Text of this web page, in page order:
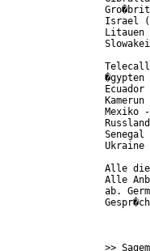
Israel
Telecall
Mexiko
Alle
Alle
ab.
>>